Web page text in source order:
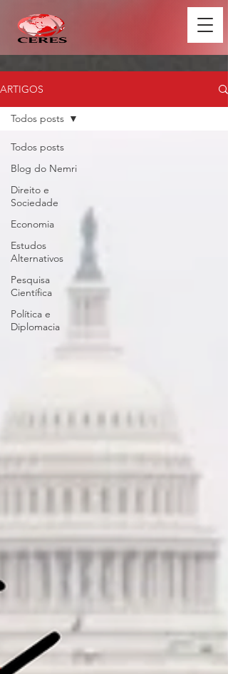
ARTIGOS
Todos posts
Blog do Nemri
Direito e
Sociedade
Economia
Estudos
Alternativos
Pesquisa
Científica
Política e
Diplomacia
Todos posts